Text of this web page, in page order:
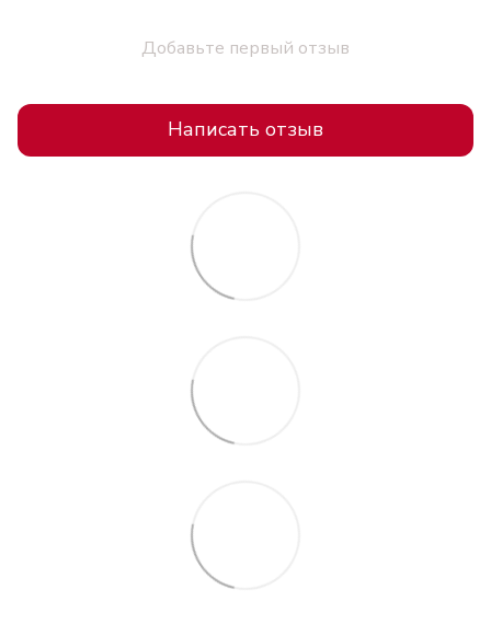
Добавьте первый отзыв
Написать отзыв